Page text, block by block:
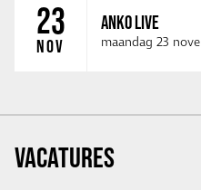
23
NOV
ANKO LIVE
maandag 23
VACATURES